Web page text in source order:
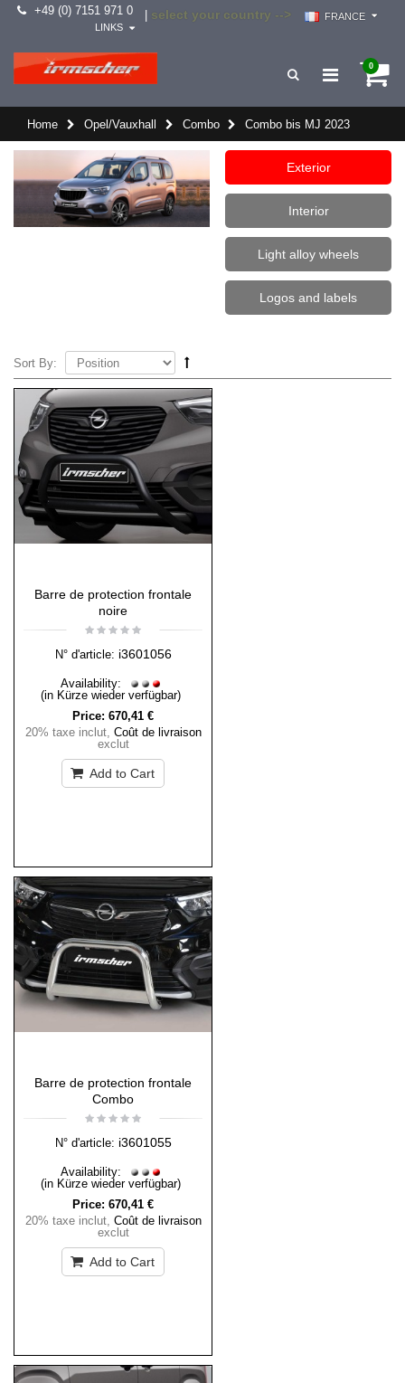
+49 (0) 7151 971 0 select your country -->
FRANCE
LINKS
0
Home Opel/Vauxhall Combo Combo bis MJ 2023
Exterior
Interior
Light alloy wheels
Logos and labels
Sort By:
Barre de protection frontale
noire
N° d'article: i3601056
Availability:
(in Kürze wieder verfügbar)
Price: 670,41 €
20% taxe inclut, Coût de livraison
exclut
Add to Cart
Barre de protection frontale
Combo
N° d'article: i3601055
Availability:
(in Kürze wieder verfügbar)
Price: 670,41 €
20% taxe inclut, Coût de livraison
exclut
Add to Cart